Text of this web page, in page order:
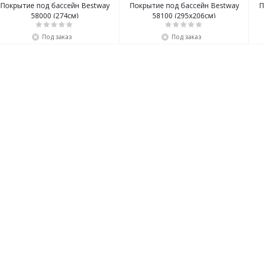
Покрытие под бассейн Bestway
58000 (274см)
Под заказ
Покрытие под бассейн Bestway
58100 (295х206см)
Под заказ